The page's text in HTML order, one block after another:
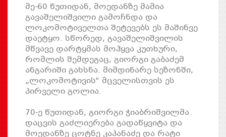
მე-60 წუთიდან, მოედანზე მამია
გავაშელიშვილი გამოჩნდა და
ლოკომოტიველთა შეტევებს ეს მაშინვე
დაეტყო. სწორედ, გავაშელიშვილის
მწვავე დარტყმას მოჰყვა კუთხური,
რომლის შემდეგაც, გიორგი გაბაძემ
ანგარიში გახსნა. მიმდინარე სეზონში,
„ლოკომოტივის“ მცველისთვის ეს
პირველი გოლია.
70-ე წუთიდან, გიორგი ჭიაბრიშვილმა
დაცვის გაძლიერება გადაწყვიტა და
მოედანზე ცოტნე კაპანაძე და რატი